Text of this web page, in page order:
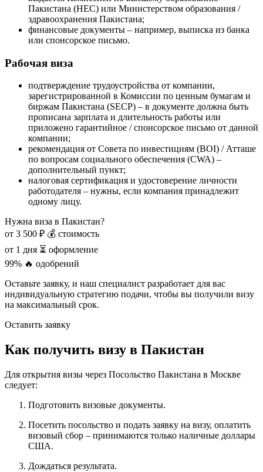
Пакистана (HEC) или Министерством образования /
здравоохранения Пакистана;
финансовые документы – например, выписка из банка
или спонсорское письмо.
Рабочая виза
подтверждение трудоустройства от компании,
зарегистрированной в Комиссии по ценным бумагам и
биржам Пакистана (SECP) – в документе должна быть
прописана зарплата и длительность работы или
приложено гарантийное / спонсорское письмо от данной
компании;
рекомендация от Совета по инвестициям (BOI) / Атташе
по вопросам социального обеспечения (CWA) –
дополнительный пункт;
налоговая сертификация и удостоверение личности
работодателя – нужны, если компания принадлежит
одному лицу.
Нужна виза в Пакистан?
от 3 500 ₽ 💰 стоимость
от 1 дня ⏳ оформление
99% 🔥 одобрений
Оставьте заявку, и наш специалист разработает для вас
индивидуальную стратегию подачи, чтобы вы получили визу
на максимальный срок.
Оставить заявку
Как получить визу в Пакистан
Для открытия визы через Посольство Пакистана в Москве
следует:
Подготовить визовые документы.
Посетить посольство и подать заявку на визу, оплатить
визовый сбор – принимаются только наличные доллары
США.
Дождаться результата.